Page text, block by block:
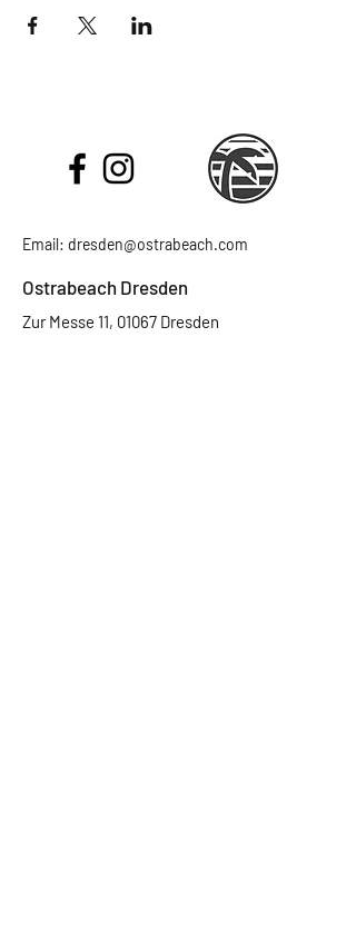
Email: dresden@ostrabeach.com
Ostrabeach Dresden
Zur Messe 11, 01067 Dresden